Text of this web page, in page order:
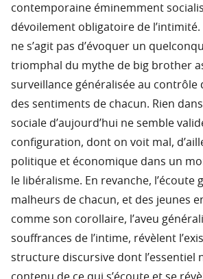
contemporaine éminemment
dévoilement obligatoire de l’intimité.
ne s’agit pas d’évoquer un
triomphal du mythe de big brother
surveillance généralisée au contrôle
des sentiments de chacun. Rien
sociale d’aujourd’hui ne semble
configuration, dont on voit mal,
politique et économique dans un
le libéralisme. En revanche, l’écoute
malheurs de chacun, et des jeunes
comme son corollaire, l’aveu
souffrances de l’intime, révèlent
structure discursive dont l’essentiel
contenu de ce qui s’écoute et se